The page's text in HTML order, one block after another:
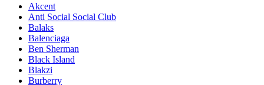
Akcent
Anti Social Social Club
Balaks
Balenciaga
Ben Sherman
Black Island
Blakzi
Burberry